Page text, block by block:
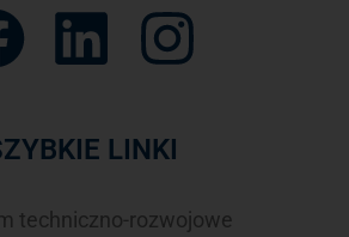
LINKI
techniczno-rozwojowe